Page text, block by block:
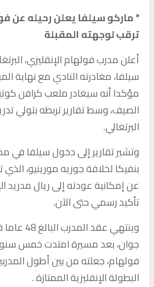
* ماركو سيلفا يعلن رحيله عن
ترقب لوجهته المقبلة
أعلن مدرب فولهام الإنقليزي،
سيلفا، مغادرته النادي مع نهاية
مؤكدا أنه سيغادر ملعب كرافن
الصيف، وسط تقارير تربطه بتولي
البرتغالي.
وتشير تقارير إلى دخول سيلفا في
بنفيكا لخلافة جوزيه مورينيو،
عن إمكانية عودته إلى ريال مدريد
تأكيد رسمي حتى الآن.
وينتهي عقد
جوان، بعد مسيرة امتدت خمس
فولهام، جعلته من بين أطول
البطولة الإنقليزية الممتازة .